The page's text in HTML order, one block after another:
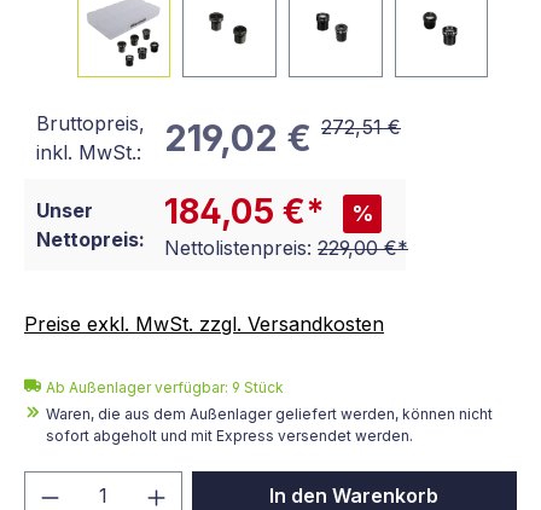
Bruttopreis,
inkl. MwSt.:
219,02 € 272,51 €
Unser
Nettopreis:
184,05 €* %
Nettolistenpreis: 229,00 €*
Preise exkl. MwSt. zzgl. Versandkosten
Ab Außenlager verfügbar: 9 Stück
Waren, die aus dem Außenlager geliefert werden, können nicht
sofort abgeholt und mit Express versendet werden.
Produkt Anzahl: Gib denIn den Warenkorb